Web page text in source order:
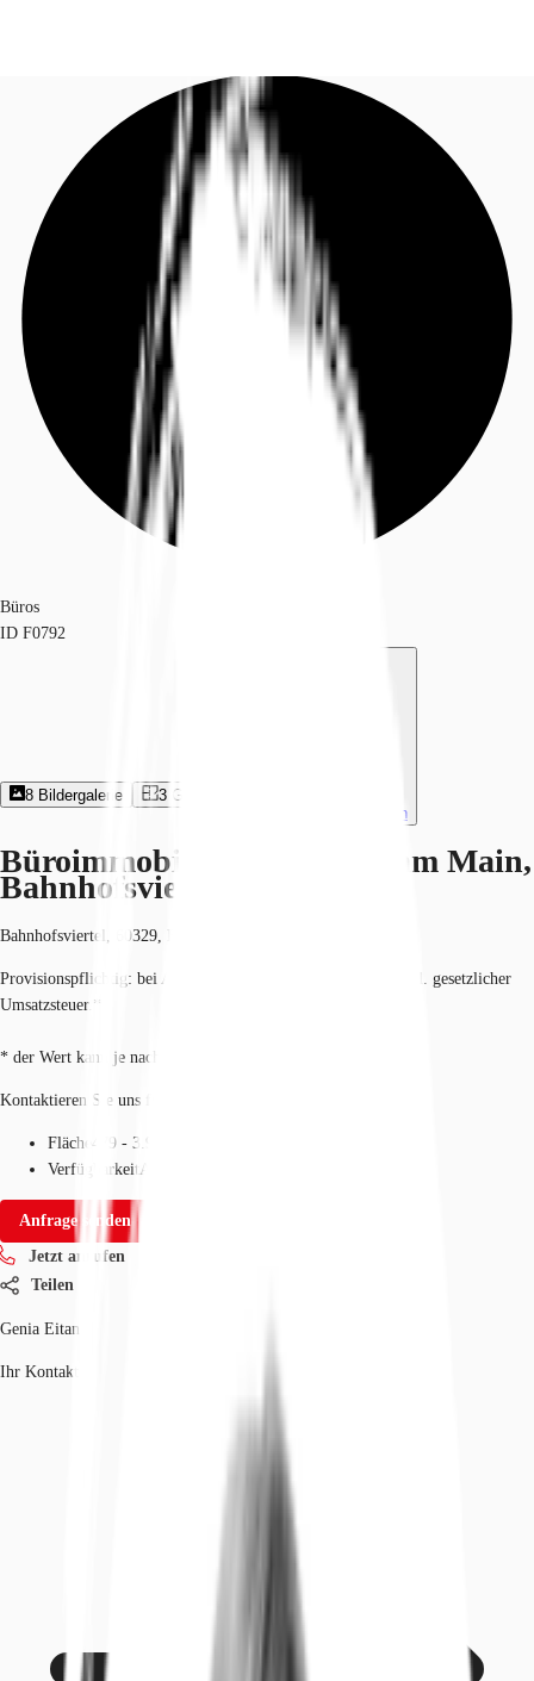
Investieren
Marktinformationen
Coworking
Ihre Ansprechpartner
Favoriten
Jetzt anrufen Kontaktieren Sie uns
Büros
ID F0792
8 Bildergalerie 3 Grundriss
Exposé herunterladen
Büroimmobilie - Frankfurt am Main,
Bahnhofsviertel - F0792
Bahnhofsviertel, 60329, Frankfurt am Main, Hessen
Provisionspflichtig: bei Anmietung 4 Netto-Monatsmieten zzgl. gesetzlicher
Umsatzsteuer.*
* der Wert kann je nach Vertragslaufzeit variieren.
Kontaktieren Sie uns für den Preis
Fläche 479 - 3.902 m²
Verfügbarkeit Auf Anfrage
Anfrage senden
Jetzt anrufen
Teilen
Genia Eitan
Ihr Kontakt